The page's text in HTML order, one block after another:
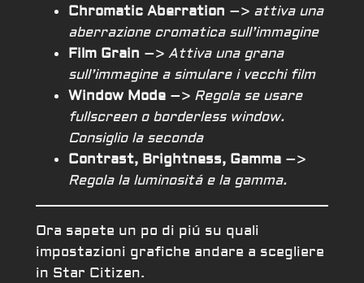
Chromatic Aberration –>attiva una
aberrazione cromatica sull’immagine
Film Grain –> Attiva una grana
sull’immagine a simulare i vecchi film
Window Mode–> Regola se usare
fullscreen o borderless window.
Consiglio la seconda
Contrast, Brightness, Gamma–>
Regola la luminositá e la gamma.
Ora sapete un po di piú su quali
impostazioni grafiche andare a scegliere
in Star Citizen.